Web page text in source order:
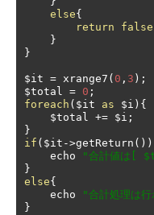
else{
return
false
}
}
$it = xrange7 ( 0 , 3 );
$total = 0 ;
foreach ( $it as $i ){
    $total
+= $i ;
}
if ( $it ->getReturn
    echo
"合計値は[
}
else{
    echo
"合計処理は
}